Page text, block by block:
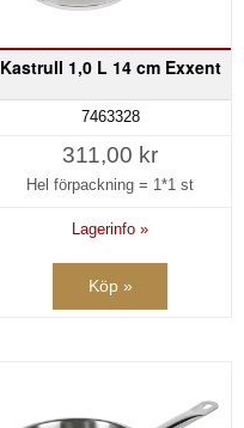
Kastrull 1,0 L 14 cm Exxent
7463328
311,00 kr
Hel förpackning = 1*1 st
Lagerinfo »
Köp »